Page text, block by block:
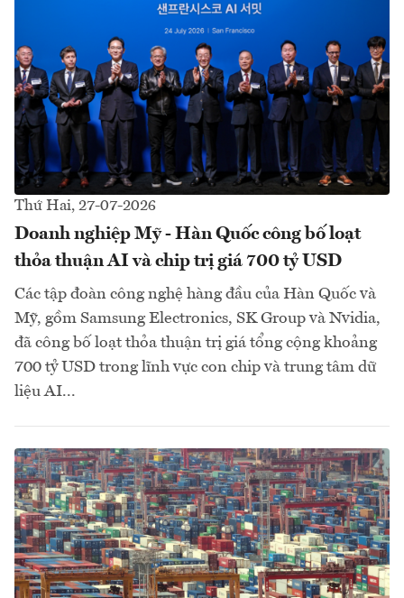
Thứ Hai, 27-07-2026
Doanh nghiệp Mỹ - Hàn Quốc công bố loạt
thỏa thuận AI và chip trị giá 700 tỷ USD
Các tập đoàn công nghệ hàng đầu của Hàn Quốc và
Mỹ, gồm Samsung Electronics, SK Group và Nvidia,
đã công bố loạt thỏa thuận trị giá tổng cộng khoảng
700 tỷ USD trong lĩnh vực con chip và trung tâm dữ
liệu AI...